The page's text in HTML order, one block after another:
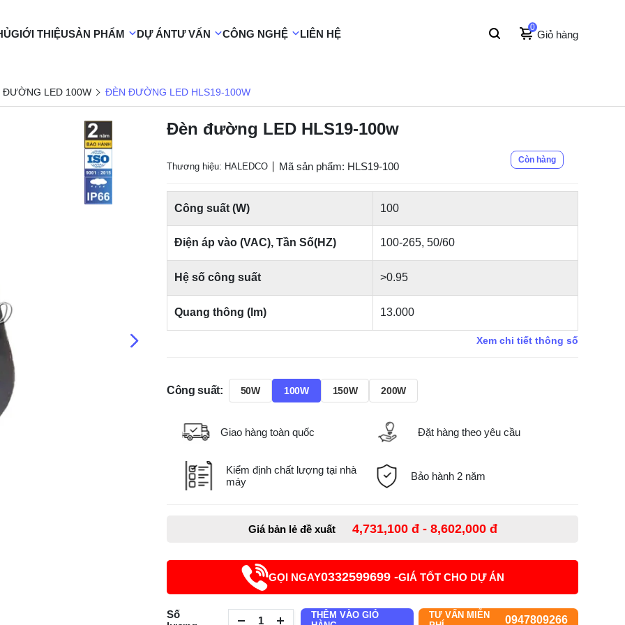
GIỚI THIỆUSẢN PHẨM DỰ ÁNTƯ VẤN CÔNG NGHỆ LIÊN HỆ
0
Giỏ hàng
ĐƯỜNG LED 100W ĐÈN ĐƯỜNG LED HLS19-100W
Đèn đường LED HLS19-100w
Thương hiệu: HALEDCO Mã sản phẩm: HLS19-100
Còn hàng
Công suất (W) 100
Điện áp vào (VAC), Tần Số(HZ) 100-265, 50/60
Hệ số công suất >0.95
Quang thông (lm) 13.000
Xem chi tiết thông số
Công suất: 50W 100W 150W 200W
Giao hàng toàn quốc Đặt hàng theo yêu cầu
Kiểm định chất lượng tại nhà
máy
Bảo hành 2 năm
Giá bản lẻ đề xuất 4,731,100 đ - 8,602,000 đ
GỌI NGAY0332599699 -GIÁ TỐT CHO DỰ ÁN
Số
THÊM VÀO GIỎ
TƯ VẤN MIỄN
0947809266